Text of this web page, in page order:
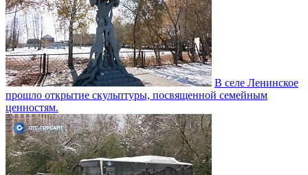
В селе Ленинское
прошло открытие скульптуры, посвященной семейным
ценностям.